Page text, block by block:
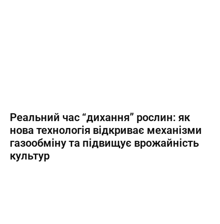
Реальний час “дихання” рослин: як
нова технологія відкриває механізми
газообміну та підвищує врожайність
культур